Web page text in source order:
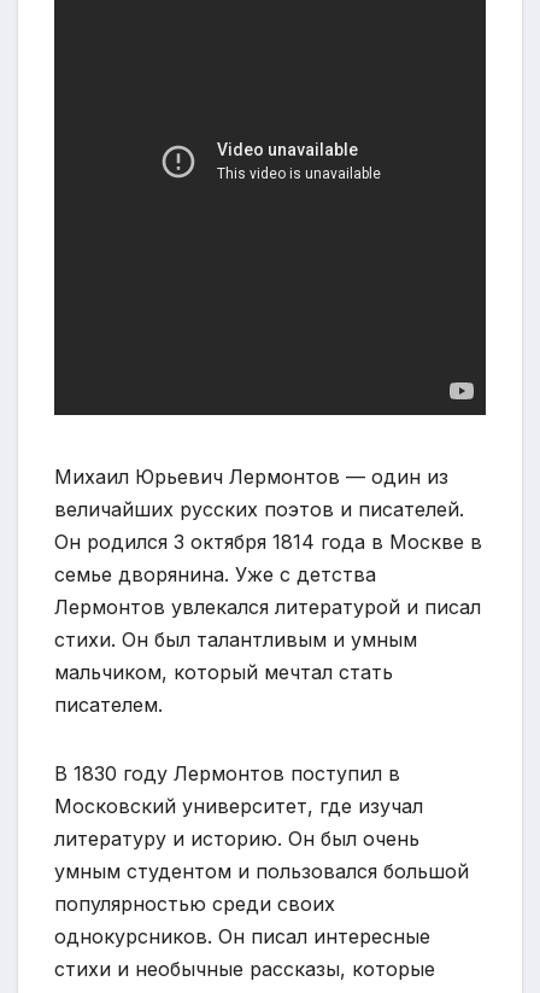
Михаил Юрьевич Лермонтов — один из
величайших русских поэтов и писателей.
Он родился 3 октября 1814 года в Москве в
семье дворянина. Уже с детства
Лермонтов увлекался литературой и писал
стихи. Он был талантливым и умным
мальчиком, который мечтал стать
писателем.
В 1830 году Лермонтов поступил в
Московский университет, где изучал
литературу и историю. Он был очень
умным студентом и пользовался большой
популярностью среди своих
однокурсников. Он писал интересные
стихи и необычные рассказы, которые